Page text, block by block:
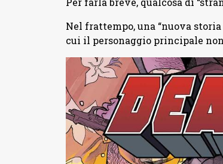
Nel frattempo, una “nuova storia
cui il personaggio principale